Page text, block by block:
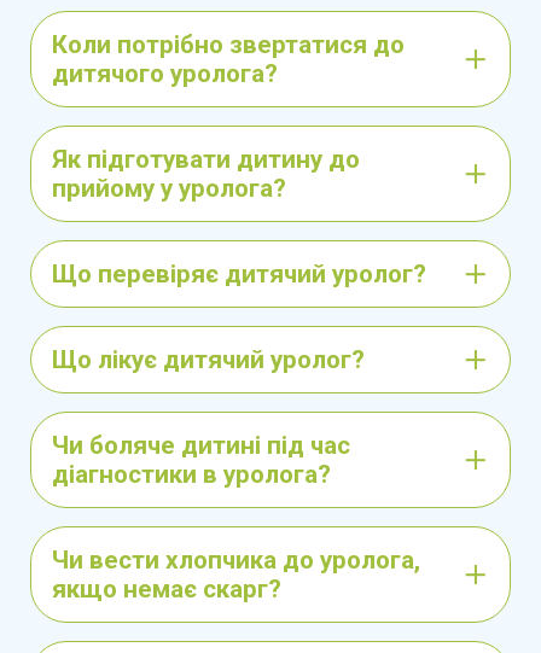
діагностиці, лікуванні та профілактиці
хірургічних патологій у дітей від
народження до підліткового віку.
Ця робота
поєднує медичну майстерність і тонкий підхід
до дитини та її родини, забезпечуючи
високоякісну допомогу в складних
ситуаціях. Робота дитячого хірурга вимагає
комплексного підходу, що включає:
Ретельну діагностикуз використанням
сучасних методів (УЗД, КТ, МРТ,
лабораторні аналізи).
Лікування вроджених і набутих
захворювань , таких як грижі, патології
шлунково-кишкового тракту, травми,
апендицит та запальні процеси.
Виконання малоінвазивних операцій
(лапароскопія) для зниження
Коли потрібно звертатися до
дитячого уролога?
Як підготувати дитину до
прийому у уролога?
Що перевіряє дитячий уролог?
Що лікує дитячий уролог?
Чи боляче дитині під час
діагностики в уролога?
Чи вести хлопчика до уролога,
якщо немає скарг?